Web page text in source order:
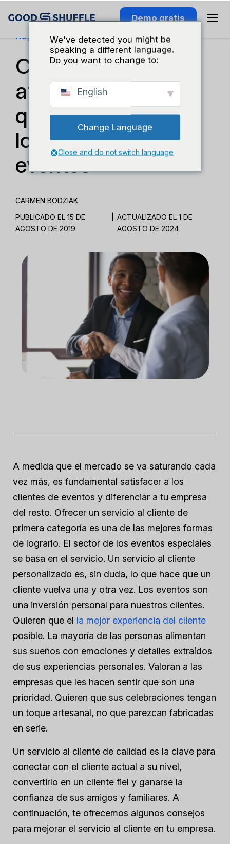
Demo gratis
Negocios Y Crecimiento
Consejos de
atención al cliente
que ENCANTAN a
los clientes de
eventos
CARMEN BODZIAK
PUBLICADO EL 15 DE
AGOSTO DE 2019
ACTUALIZADO EL 1 DE
AGOSTO DE 2024
A medida que el mercado se va saturando cada
vez más, es fundamental satisfacer a los
clientes de eventos y diferenciar a tu empresa
del resto. Ofrecer un servicio al cliente de
primera categoría es una de las mejores formas
de lograrlo. El sector de los eventos especiales
se basa en el servicio. Un servicio al cliente
personalizado es, sin duda, lo que hace que un
cliente vuelva una y otra vez. Los eventos son
una inversión personal para nuestros clientes.
Quieren que el la mejor experiencia del cliente
posible. La mayoría de las personas alimentan
sus sueños con emociones y detalles extraídos
de sus experiencias personales. Valoran a las
empresas que les hacen sentir que son una
prioridad. Quieren que sus celebraciones tengan
un toque artesanal, no que parezcan fabricadas
en serie.
Un servicio al cliente de calidad es la clave para
conectar con el cliente actual a su nivel,
convertirlo en un cliente fiel y ganarse la
confianza de sus amigos y familiares. A
continuación, te ofrecemos algunos consejos
para mejorar el servicio al cliente en tu empresa.
We've detected you might be
speaking a different language.
Do you want to change to:
English
Change Language
Close and do not switch language